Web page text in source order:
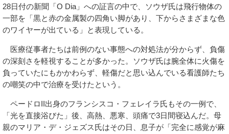
28日付の新聞「O Dia」への証言の中で、ソウザ氏は飛行物体の
一部を「黒と赤の金属製の四角い脚があり、下からさまざまな色
のワイヤーが出ている」と表現している。
医療従事者たちは前例のない事態への対処法が分からず、負傷
の深刻さを軽視することが多かった。ソウザ氏は腕全体に火傷を
負っていたにもかかわらず、軽傷だと思い込んでいる看護師たち
の嘲笑の中で治療を受けたという。
ペードロII出身のフランシスコ・フェレイラ氏もその一例で、
「光を直接浴びた」後、高熱、悪寒、頭痛で3日間寝込んだ。母
親のマリア・デ・ジェズス氏はその日、息子が「完全に感覚が麻